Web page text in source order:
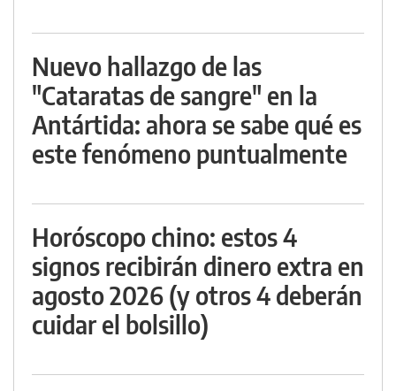
Nuevo hallazgo de las
"Cataratas de sangre" en la
Antártida: ahora se sabe qué es
este fenómeno puntualmente
Horóscopo chino: estos 4
signos recibirán dinero extra en
agosto 2026 (y otros 4 deberán
cuidar el bolsillo)